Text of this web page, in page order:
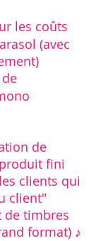
les coûts
(avec
de
fini
clients qui
client"
de timbres
format) ♪